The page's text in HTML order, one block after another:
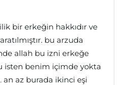
bir erkeğin hakkıdır ve
bu arzuda
allah bu izni erkeğe
isten benim içimde yokta
az burada ikinci eşi